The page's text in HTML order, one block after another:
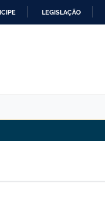
LEGISLAÇÃO